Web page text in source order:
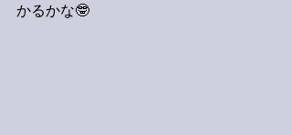
かるかな🤓